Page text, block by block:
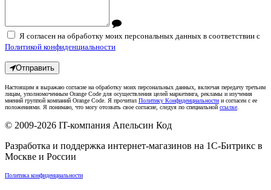
Я согласен на обработку моих персональных данных в соответствии с
Политикой конфиденциальности
Отправить
Настоящим я выражаю согласие на обработку моих персональных данных, включая передачу третьим
лицам, уполномоченным Orange Code для осуществления целей маркетинга, рекламы и изучения
мнений группой компаний Orange Code. Я прочитал Политику Конфиденциальности и согласен с ее
положениями. Я понимаю, что могу отозвать свое согласие, следуя по специальной ссылке
© 2009-2026 IT-компания Апельсин Код
Разработка и поддержка интернет-магазинов на 1С-Битрикс в
Москве и России
Политика конфиденциальности